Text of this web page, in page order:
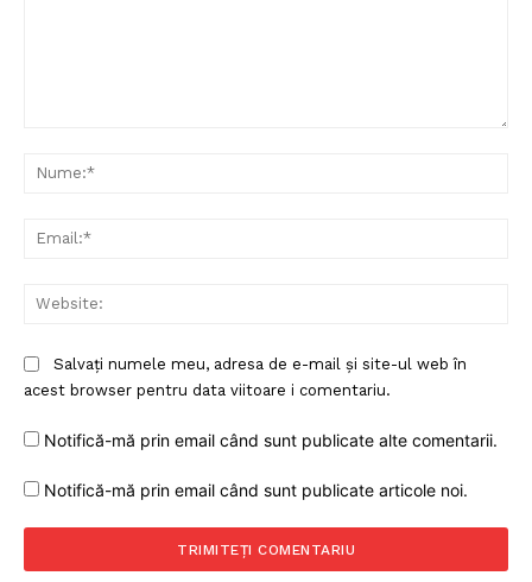
Salvați numele meu, adresa de e-mail și site-ul web în
acest browser pentru data viitoare i comentariu.
Notifică-mă prin email când sunt publicate alte comentarii.
Notifică-mă prin email când sunt publicate articole noi.